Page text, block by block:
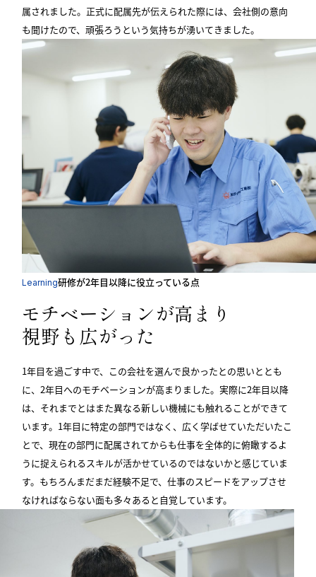
属されました。正式に配属先が伝えられた際には、会社側の意向
も聞けたので、頑張ろうという気持ちが湧いてきました。
Learning研修が2年目以降に役立っている点
モチベーションが高まり
視野も広がった
1年目を過ごす中で、この会社を選んで良かったとの思いととも
に、2年目へのモチベーションが高まりました。実際に2年目以降
は、それまでとはまた異なる新しい機械にも触れることができて
います。1年目に特定の部門ではなく、広く学ばせていただいたこ
とで、現在の部門に配属されてからも仕事を全体的に俯瞰するよ
うに捉えられるスキルが活かせているのではないかと感じていま
す。もちろんまだまだ経験不足で、仕事のスピードをアップさせ
なければならない面も多々あると自覚しています。